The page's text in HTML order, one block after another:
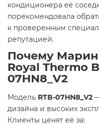
кондиционера её
порекомендовала
к проверенным
репутацией.
Почему
Royal Thermo
07HN8_V2
Модель RTB-07HN8_V2
дизайна и высоких
Клиенты ценят её за: